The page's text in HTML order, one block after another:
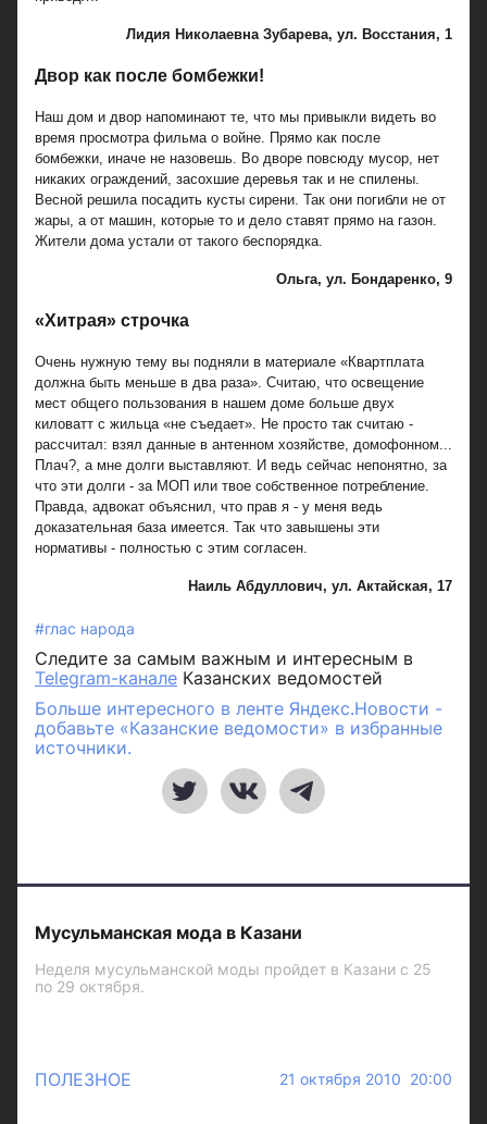
Лидия Николаевна Зубарева, ул. Восстания, 1
Двор как после бомбежки!
Наш дом и двор напоминают те, что мы привыкли видеть во
время просмотра фильма о войне. Прямо как после
бомбежки, иначе не назовешь. Во дворе повсюду мусор, нет
никаких ограждений, засохшие деревья так и не спилены.
Весной решила посадить кусты сирени. Так они погибли не от
жары, а от машин, которые то и дело ставят прямо на газон.
Жители дома устали от такого беспорядка.
Ольга, ул. Бондаренко, 9
«Хитрая» строчка
Очень нужную тему вы подняли в материале «Квартплата
должна быть меньше в два раза». Считаю, что освещение
мест общего пользования в нашем доме больше двух
киловатт с жильца «не съедает». Не просто так считаю -
рассчитал: взял данные в антенном хозяйстве, домофонном...
Плач?, а мне долги выставляют. И ведь сейчас непонятно, за
что эти долги - за МОП или твое собственное потребление.
Правда, адвокат объяснил, что прав я - у меня ведь
доказательная база имеется. Так что завышены эти
нормативы - полностью с этим согласен.
Наиль Абдуллович, ул. Актайская, 17
#глас народа
Следите за самым важным и интересным в
Telegram-канале Казанских ведомостей
Больше интересного в ленте Яндекс.Новости -
добавьте «Казанские ведомости» в избранные
источники.
Мусульманская мода в Казани
Неделя мусульманской моды пройдет в Казани с 25
по 29 октября.
ПОЛЕЗНОЕ 21 октября 2010 20:00